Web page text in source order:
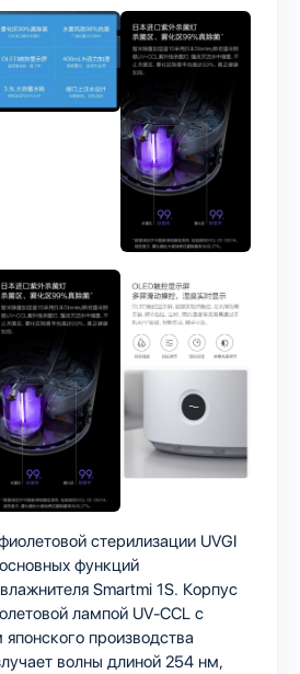
стерилизации UVGI
функций
Smartmi 1S. Корпус
лампой UV-CCL с
производства
волны длиной 254 нм,